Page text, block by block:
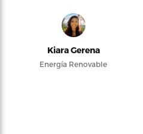
Kiara Gerena
Energía Renovable